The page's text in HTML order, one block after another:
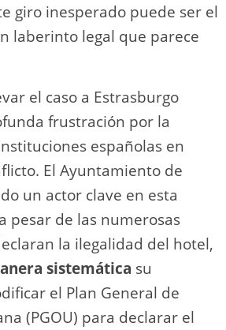
giro inesperado puede ser el
laberinto legal que parece
el caso a Estrasburgo
frustración por la
españolas en
El Ayuntamiento de
un actor clave en esta
pesar de las numerosas
la ilegalidad del hotel,
sistemática su
el Plan General de
(PGOU) para declarar el